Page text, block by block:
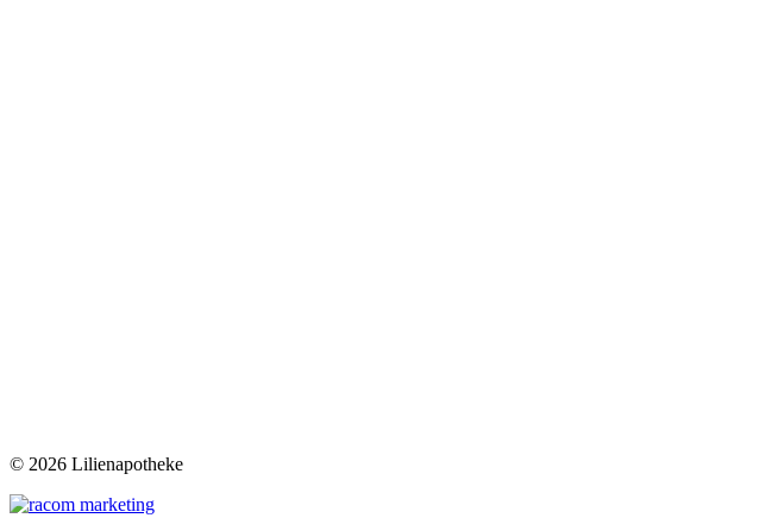
© 2026 Lilienapotheke